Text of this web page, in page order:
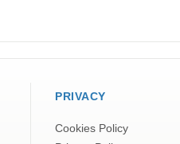
PRIVACY
Cookies Policy